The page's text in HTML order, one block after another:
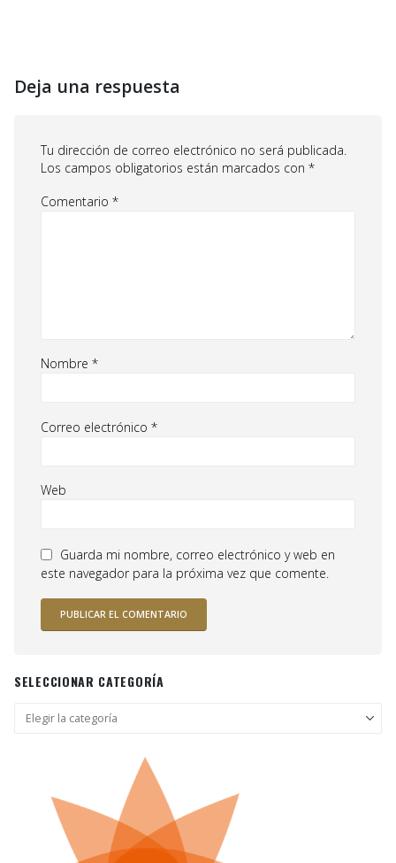
Deja una respuesta
Tu dirección de correo electrónico no será publicada.
Los campos obligatorios están marcados con *
Comentario *
Nombre *
Correo electrónico *
Web
Guarda mi nombre, correo electrónico y web en
este navegador para la próxima vez que comente.
SELECCIONAR CATEGORÍA
Seleccionar
categoría